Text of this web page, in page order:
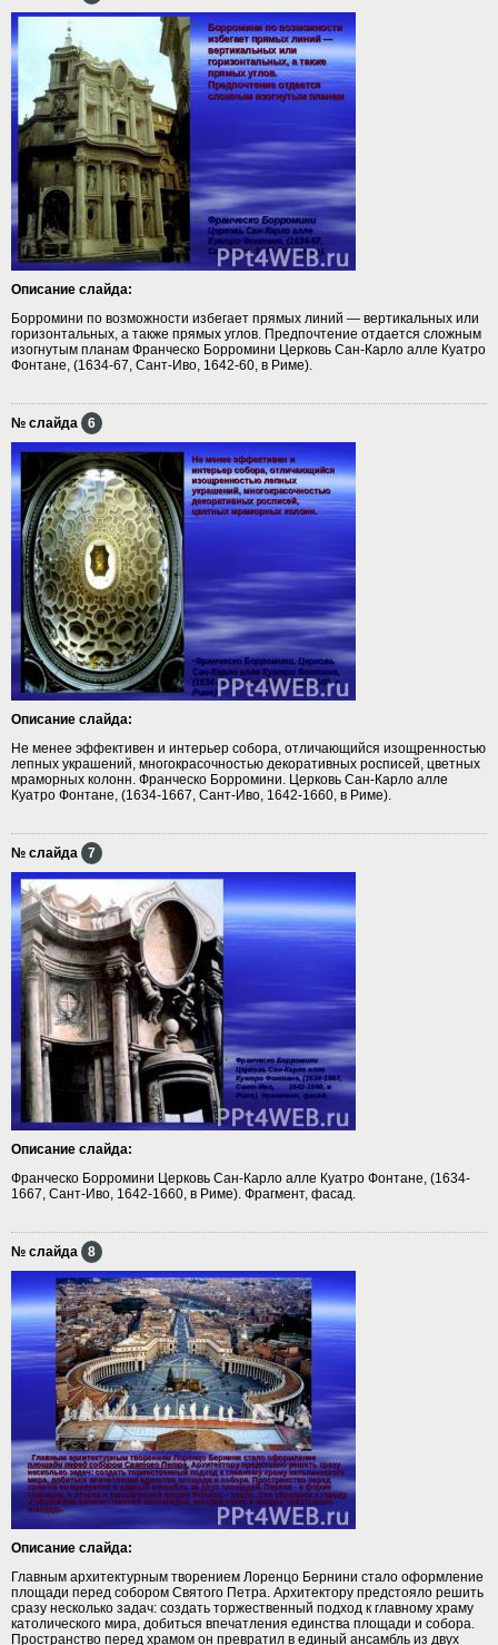
Описание слайда:
Борромини по возможности избегает прямых линий — вертикальных или
горизонтальных, а также прямых углов. Предпочтение отдается сложным
изогнутым планам Франческо Борромини Церковь Сан-Карло алле Куатро
Фонтане, (1634-67, Сант-Иво, 1642-60, в Риме).
№ слайда 6
Описание слайда:
Не менее эффективен и интерьер собора, отличающийся изощренностью
лепных украшений, многокрасочностью декоративных росписей, цветных
мраморных колонн. Франческо Борромини. Церковь Сан-Карло алле
Куатро Фонтане, (1634-1667, Сант-Иво, 1642-1660, в Риме).
№ слайда 7
Описание слайда:
Франческо Борромини Церковь Сан-Карло алле Куатро Фонтане, (1634-
1667, Сант-Иво, 1642-1660, в Риме). Фрагмент, фасад.
№ слайда 8
Описание слайда:
Главным архитектурным творением Лоренцо Бернини стало оформление
площади перед собором Святого Петра. Архитектору предстояло решить
сразу несколько задач: создать торжественный подход к главному храму
католического мира, добиться впечатления единства площади и собора.
Пространство перед храмом он превратил в единый ансамбль из двух